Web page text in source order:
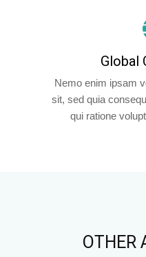
Global
Nemo enim ipsam
sit, sed quia
qui ratione
OTHER